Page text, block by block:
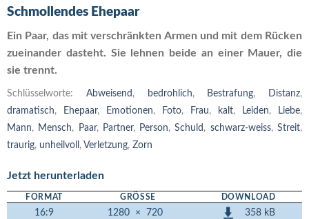
Schmollendes Ehepaar
Ein Paar, das mit verschränkten Armen und mit dem Rücken
zueinander dasteht. Sie lehnen beide an einer Mauer, die
sie trennt.
Schlüsselworte: Abweisend , bedrohlich, Bestrafung, Distanz,
dramatisch, Ehepaar, Emotionen, Foto, Frau, kalt, Leiden, Liebe,
Mann, Mensch, Paar, Partner, Person,Schuld , schwarz-weiss,Streit,
traurig, unheilvoll , Verletzung, Zorn
Jetzt herunterladen
FORMAT GRÖSSE DOWNLOAD
16:9 1280 × 720 358 kB